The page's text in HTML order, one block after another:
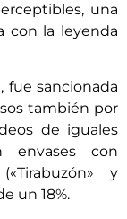
una
con la leyenda
fue sancionada
también por
de iguales
envases con
y
un 18%.